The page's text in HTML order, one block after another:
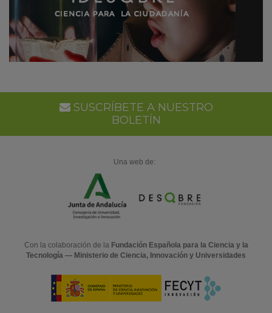
SUSCRÍBETE A NUESTRO
BOLETÍN
Una web de:
Con la colaboración de la Fundación Española para la Ciencia y la
Tecnología — Ministerio de Ciencia, Innovación y Universidades